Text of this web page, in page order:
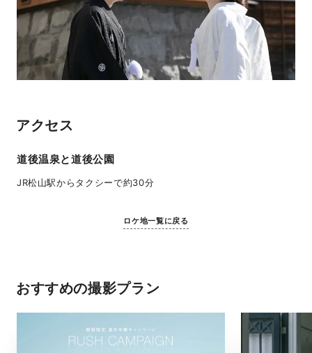
アクセス
道後温泉と道後公園
JR松山駅からタクシーで約30分
ロケ地一覧に戻る
おすすめの撮影プラン